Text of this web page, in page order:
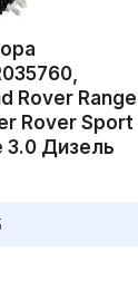
Rover Range
Rover Sport
3.0 Дизель